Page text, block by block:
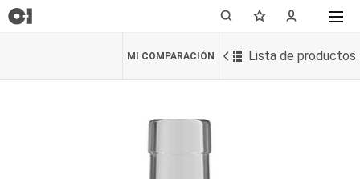
Lista de productos
MI COMPARACIÓN